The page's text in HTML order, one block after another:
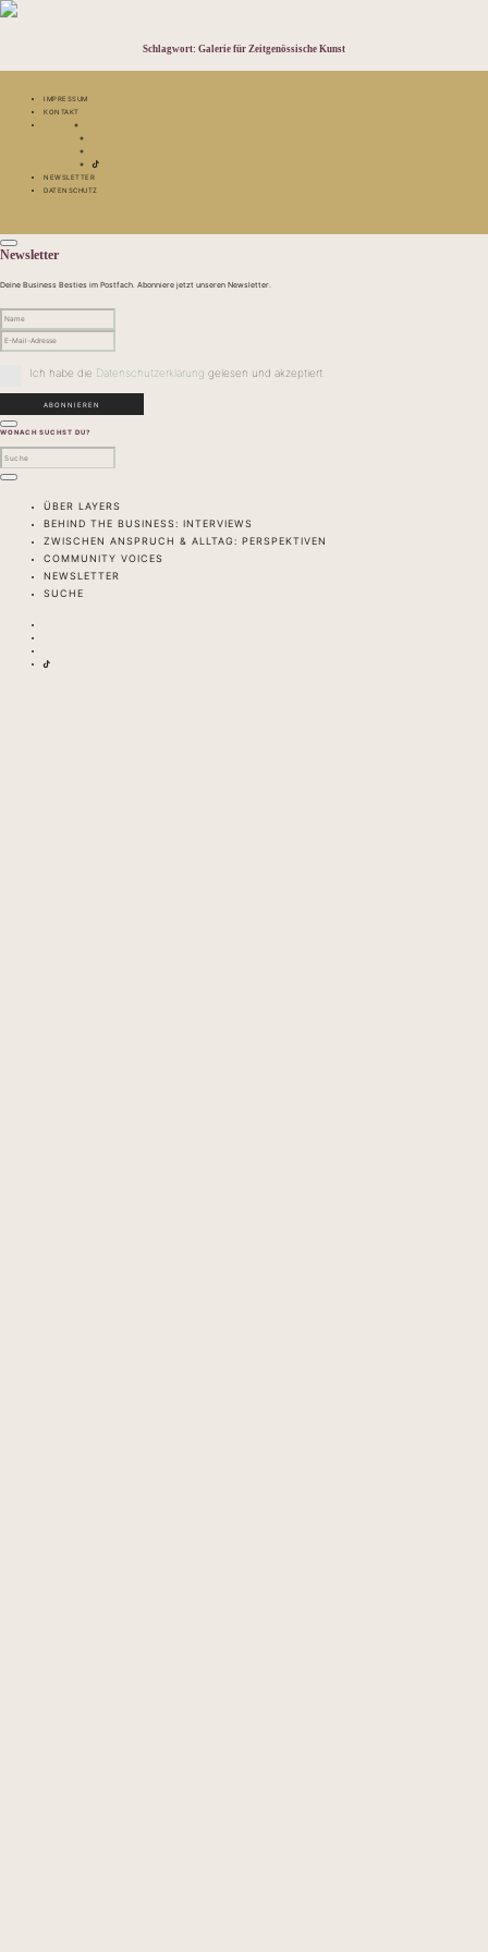
Schlagwort: Galerie für Zeitgenössische Kunst
IMPRESSUM
KONTAKT
NEWSLETTER
DATENSCHUTZ
Newsletter
Deine Business Besties im Postfach. Abonniere jetzt unseren Newsletter.
Ich habe die Datenschutzerklärung gelesen und akzeptiert.
WONACH SUCHST DU?
ÜBER LAYERS
BEHIND THE BUSINESS: INTERVIEWS
ZWISCHEN ANSPRUCH & ALLTAG: PERSPEKTIVEN
COMMUNITY VOICES
NEWSLETTER
SUCHE